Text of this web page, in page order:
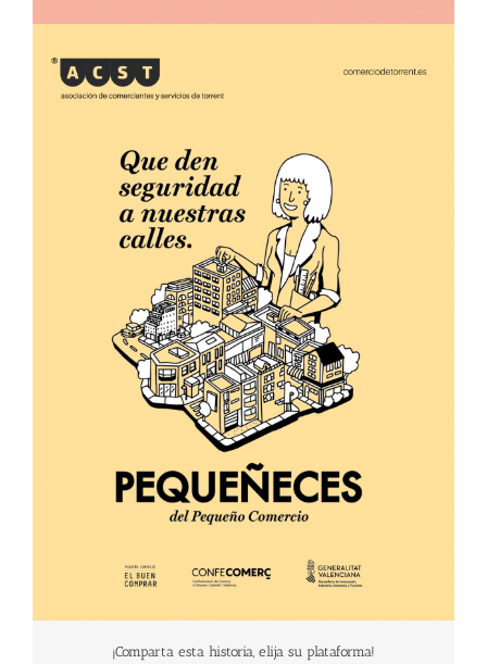
¡Comparta esta historia, elija su plataforma!